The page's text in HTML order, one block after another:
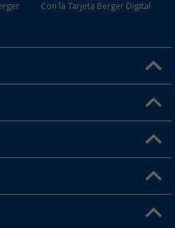
Con la Tarjeta Berger Digital